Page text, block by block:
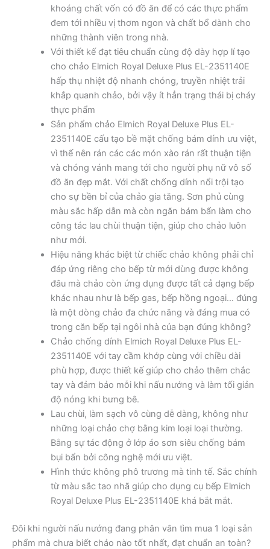
khoáng chất vốn có đồ ăn để có các thực phẩm
đem tới nhiều vị thơm ngon và chất bổ dành cho
những thành viên trong nhà.
Với thiết kế đạt tiêu chuẩn cùng độ dày hợp lí tạo
cho chảo Elmich Royal Deluxe Plus EL-2351140E
hấp thụ nhiệt độ nhanh chóng, truyền nhiệt trải
khắp quanh chảo, bởi vậy ít hẳn trạng thái bị cháy
thực phẩm
Sản phẩm chảo Elmich Royal Deluxe Plus EL-
2351140E cấu tạo bề mặt chống bám dính ưu việt,
vì thế nên rán các các món xào rán rất thuận tiện
và chóng vánh mang tới cho người phụ nữ vô số
đồ ăn đẹp mắt. Với chất chống dính nổi trội tạo
cho sự bền bỉ của chảo gia tăng. Sơn phủ cùng
màu sắc hấp dẫn mà còn ngăn bám bẩn làm cho
công tác lau chùi thuận tiện, giúp cho chảo luôn
như mới.
Hiệu năng khác biệt từ chiếc chảo không phải chỉ
đáp ứng riêng cho bếp từ mới dùng được không
đâu mà chảo còn ứng dụng được tất cả dạng bếp
khác nhau như là bếp gas, bếp hồng ngoại… đúng
là một dòng chảo đa chức năng và đáng mua có
trong căn bếp tại ngôi nhà của bạn đúng không?
Chảo chống dính Elmich Royal Deluxe Plus EL-
2351140E với tay cầm khớp cùng với chiều dài
phù hợp, được thiết kế giúp cho chảo thêm chắc
tay và đảm bảo mỗi khi nấu nướng và làm tối giản
độ nóng khi bưng bê.
Lau chùi, làm sạch vô cùng dễ dàng, không như
những loại chảo chợ bằng kim loại loại thường.
Bằng sự tác động ở lớp áo sơn siêu chống bám
bụi bẩn bởi công nghệ mới ưu việt.
Hình thức không phô trương mà tinh tế. Sắc chính
từ màu sắc tao nhã giúp cho dụng cụ bếp Elmich
Royal Deluxe Plus EL-2351140E khá bắt mắt.
Đôi khi người nấu nướng đang phân vân tìm mua 1 loại sản
phẩm mà chưa biết chảo nào tốt nhất, đạt chuẩn an toàn?